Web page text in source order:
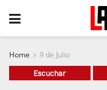
Home 9 de Julio
Escuchar